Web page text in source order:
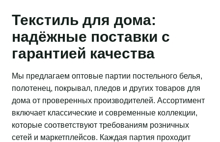
Текстиль для дома:
надёжные поставки с
гарантией качества
Мы предлагаем оптовые партии постельного белья,
полотенец, покрывал, пледов и других товаров для
дома от проверенных производителей. Ассортимент
включает классические и современные коллекции,
которые соответствуют требованиям розничных
сетей и маркетплейсов. Каждая партия проходит